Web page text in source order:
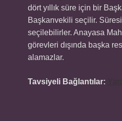
dört yıllık süre için bir
Başkanvekili seçilir.
seçilebilirler. Anayasa
görevleri dışında başka
alamazlar.
Tavsiyeli Bağlantılar: